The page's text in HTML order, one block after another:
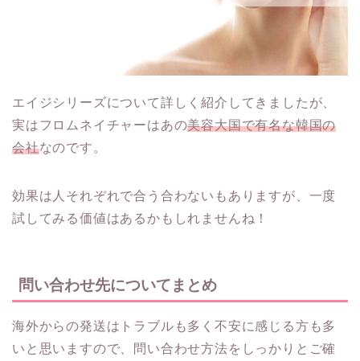
エイジシリーズについて詳しく紹介してきましたが、
実はフロムネイチャーはあの美容大国で有名な韓国の
会社なのです。
効果は人それぞれで合う合わないもありますが、一度
試してみる価値はあるかもしれませんね！
問い合わせ先についてまとめ
海外からの発送はトラブルも多く不安に感じる方も多
いと思いますので、問い合わせ方法をしっかりとご確